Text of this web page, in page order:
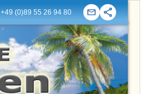
+49 (0)89 55 26 94 80
Kontakt